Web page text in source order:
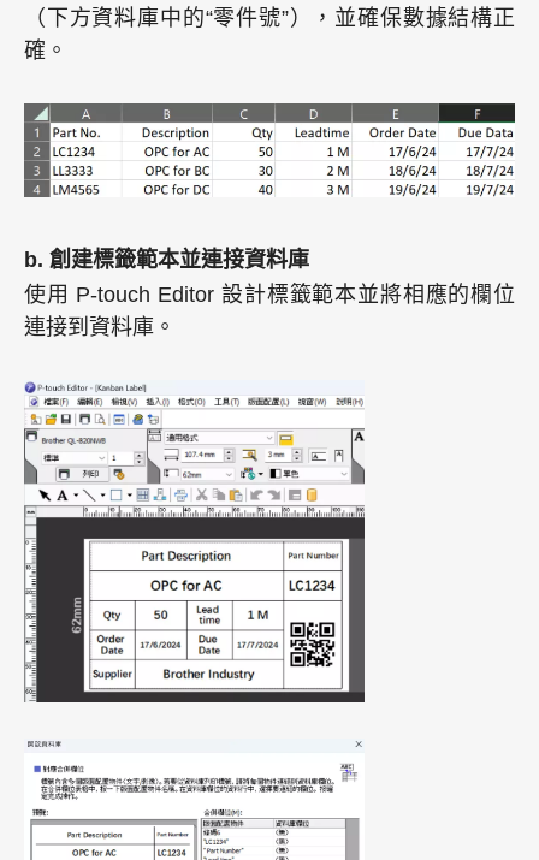
（下方資料庫中的“零件號”），並確保數據結構正
確。
b. 創建標籤範本並連接資料庫
使用 P-touch Editor 設計標籤範本並將相應的欄位
連接到資料庫。